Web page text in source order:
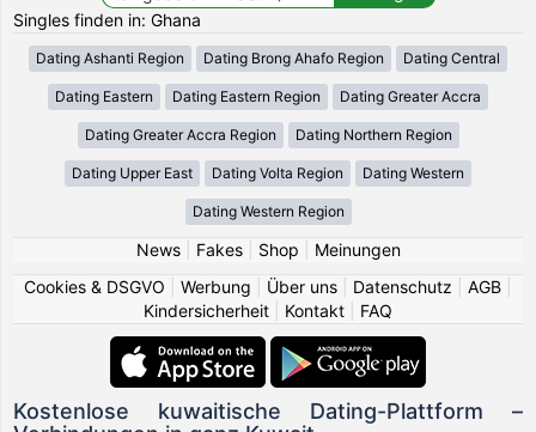
Singles finden in: Ghana
Dating Ashanti Region Dating Brong Ahafo Region Dating Central
Dating Eastern Dating Eastern Region Dating Greater Accra
Dating Greater Accra Region Dating Northern Region
Dating Upper East Dating Volta Region Dating Western
Dating Western Region
News| Fakes| Shop
Meinungen
Cookies & DSGVO
Werbung Über uns Datenschutz AGB
Kindersicherheit
Kontakt FAQ
Kostenlose kuwaitische Dating-Plattform –